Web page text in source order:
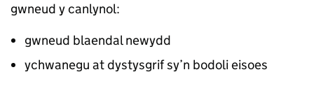
gwneud y canlynol:
gwneud blaendal newydd
ychwanegu at dystysgrif sy’n bodoli eisoes